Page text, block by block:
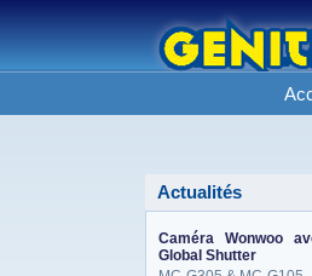
Actualités
Caméra Wonwoo
Global Shutter